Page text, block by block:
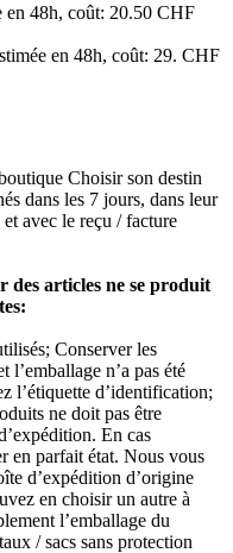
en 48h, coût: 20.50 CHF
en 48h, coût: 29. CHF
Choisir son destin
dans les 7 jours, dans leur
avec le reçu / facture
des articles ne se produit
Conserver les
l’emballage n’a pas été
l’étiquette d’identification;
ne doit pas être
En cas
en parfait état. Nous vous
d’expédition d’origine
en choisir un autre à
l’emballage du
/ sacs sans protection